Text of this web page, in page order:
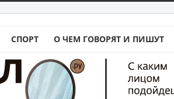
СПОРТ О ЧЕМ ГОВОРЯТ И ПИШУТ